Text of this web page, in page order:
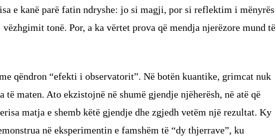
e kanë parë fatin ndryshe: jo si magji, por si reflektim i mënyrës
tonë. Por, a ka vërtet prova që mendja njerëzore mund të
qëndron “efekti i observatorit”. Në botën kuantike, grimcat nuk
të maten. Ato ekzistojnë në shumë gjendje njëherësh, në atë që
matja e shemb këtë gjendje dhe zgjedh vetëm një rezultat. Ky
në eksperimentin e famshëm të “dy thjerrave”, ku